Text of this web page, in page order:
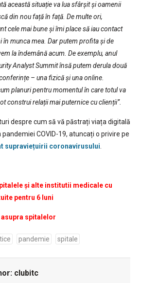
această situație va lua sfârșit și oamenii
din nou față în față. De multe ori,
cele mai bune și îmi place să iau contact
în munca mea. Dar putem profita și de
la îndemână acum. De exemplu, anul
Analyst Summit însă putem derula două
– una fizică și una online.
planuri pentru momentul în care totul va
construi relații mai puternice cu clienții”.
despre cum să vă păstrați viața digitală
COVID-19, atuncați o privire pe
supraviețuirii coronavirusului.
și alte institutii medicale cu
pentru 6 luni
spitalelor
pandemie spitale
clubitc